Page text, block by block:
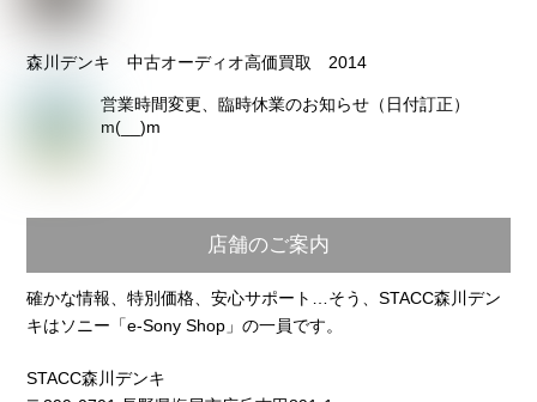
森川デンキ 中古オーディオ高価買取 2014
営業時間変更、臨時休業のお知らせ（日付訂正）
m(__)m
店舗のご案内
確かな情報、特別価格、安心サポート…そう、STACC森川デン
キはソニー「e-Sony Shop」の一員です。
STACC森川デンキ